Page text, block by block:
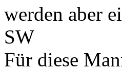
werden aber
SW
Für diese